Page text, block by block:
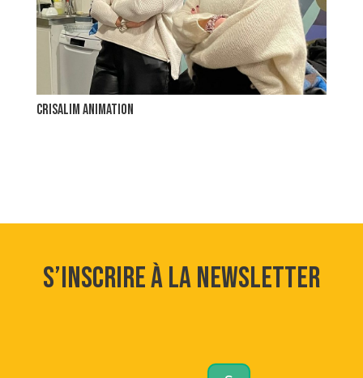
crisalim animation
S’inscrire à la newsletter